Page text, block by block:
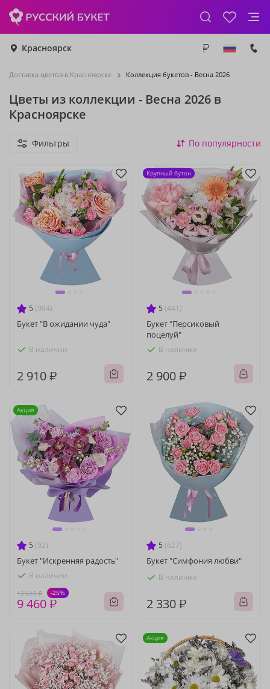
Красноярск
Доставка цветов в Красноярске Коллекция букетов - Весна 2026
Цветы из коллекции - Весна 2026 в
Красноярске
Фильтры По популярности
5 (984)
Букет "В ожидании чуда"
В наличии
2 910 ₽
5 (441)
Букет "Персиковый
поцелуй"
В наличии
2 900 ₽
Крупный бутон
5 (92)
Букет "Искренняя радость"
В наличии
12 610 ₽ -25%
9 460 ₽
Акция
5 (627)
Букет "Симфония любви"
В наличии
2 330 ₽
Акция